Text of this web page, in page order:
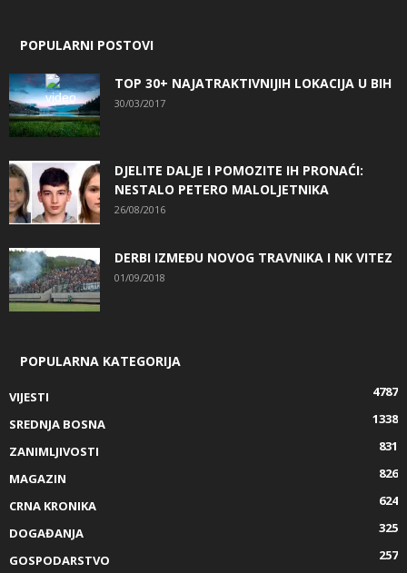
POPULARNI POSTOVI
TOP 30+ NAJATRAKTIVNIJIH LOKACIJA U BIH
30/03/2017
DJELITE DALJE I POMOZITE IH PRONAĆI:
NESTALO PETERO MALOLJETNIKA
26/08/2016
DERBI IZMEĐU NOVOG TRAVNIKA I NK VITEZ
01/09/2018
POPULARNA KATEGORIJA
VIJESTI
4787
SREDNJA BOSNA
1338
ZANIMLJIVOSTI
831
MAGAZIN
826
CRNA KRONIKA
624
DOGAĐANJA
325
GOSPODARSTVO
257